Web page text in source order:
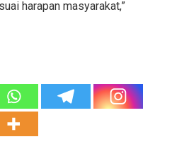
harapan masyarakat,”